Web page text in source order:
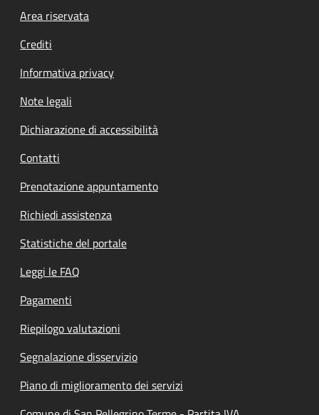
Footer menu
Area riservata
Crediti
Informativa privacy
Note legali
Dichiarazione di accessibilità
Contatti
Prenotazione appuntamento
Richiedi assistenza
Statistiche del portale
Leggi le FAQ
Pagamenti
Riepilogo valutazioni
Segnalazione disservizio
Piano di miglioramento dei servizi